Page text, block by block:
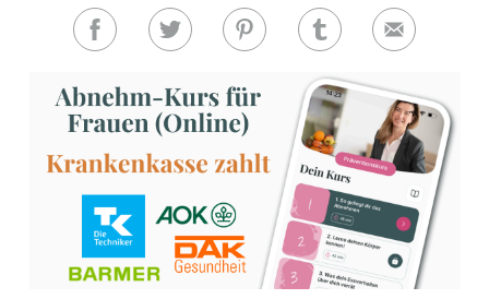
Auf
teilen
Auf
teilen
Auf
teilen
Auf
teilen
E-